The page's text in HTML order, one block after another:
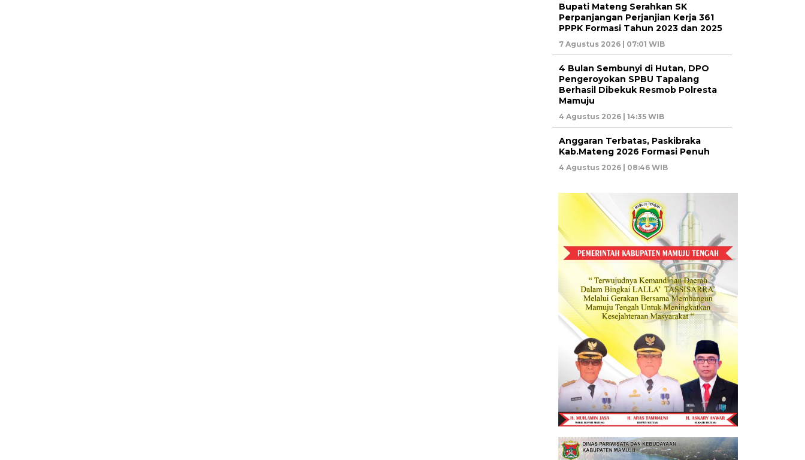
Bupati Mateng Serahkan SK
Perpanjangan Perjanjian Kerja 361
PPPK Formasi Tahun 2023 dan 2025
7 Agustus 2026 | 07:01 WIB
4 Bulan Sembunyi di Hutan, DPO
Pengeroyokan SPBU Tapalang
Berhasil Dibekuk Resmob Polresta
Mamuju
4 Agustus 2026 | 14:35 WIB
Anggaran Terbatas, Paskibraka
Kab.Mateng 2026 Formasi Penuh
4 Agustus 2026 | 08:46 WIB